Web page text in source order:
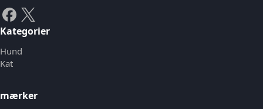
Kategorier
Hund
Kat
mærker